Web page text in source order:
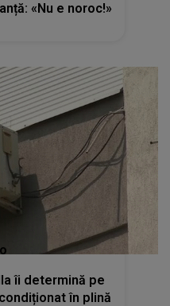
«Nu e noroc!»
îi determină pe
în plină